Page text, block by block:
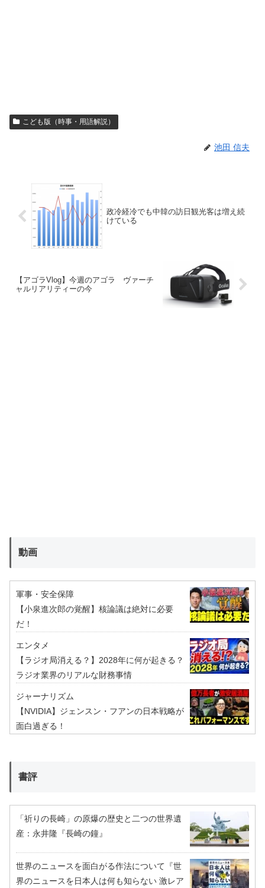
こども版（時事・用語解説）
池田 信夫
政冷経冷でも中韓の訪日観光客は増え続
けている
【アゴラVlog】今週のアゴラ ヴァーチ
ャルリアリティーの今
動画
軍事・安全保障
【小泉進次郎の覚醒】核論議は絶対に必要
だ！
エンタメ
【ラジオ局消える？】2028年に何が起きる？
ラジオ業界のリアルな財務事情
ジャーナリズム
【NVIDIA】ジェンスン・フアンの日本戦略が
面白過ぎる！
書評
「祈りの長崎」の原爆の歴史と二つの世界遺
産：永井隆『長崎の鐘』
世界のニュースを面白がる作法について『世
界のニュースを日本人は何も知らない 激レア